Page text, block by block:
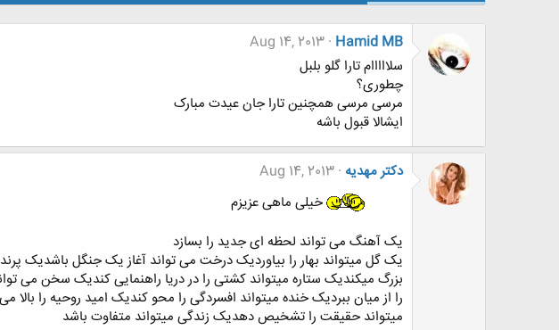
Hamid MB
Aug 14, 2013
سلااااام تارا گلو بلبل
چطوری؟
مرسی مرسی همچنین تارا جان عیدت مبارک
ایشالا قبول باشه
دکتر مهدیه Aug 14, 2013
خیلی ماهی عزیزم
یک آهنگ می تواند لحظه ای جدید را بسازد
یک گل میتواند بهار را بیاوردیک درخت می تواند آغاز یک جنگل باشدیک
بزرگ میکندیک ستاره میتواند کشتی را در دریا راهنمایی کندیک سخن می
را از میان ببردیک خنده میتواند افسردگی را محو کندیک امید روحیه
میتواند حقیقت را تشخیص دهدیک زندگی میتواند متفاوت باشد